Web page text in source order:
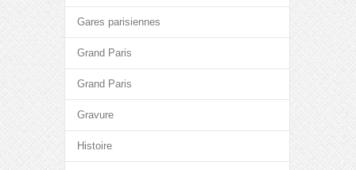
Gares parisiennes
Grand Paris
Grand Paris
Gravure
Histoire